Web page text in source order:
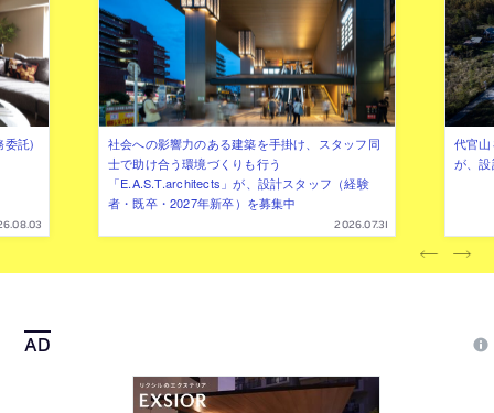
委託)
社会への影響力のある建築を手掛け、スタッフ同
士で助け合う環境づくりも行う
「E.A.S.T.architects」が、設計スタッフ（経験
者・既卒・2027年新卒）を募集中
2026.07.31
代官
が、